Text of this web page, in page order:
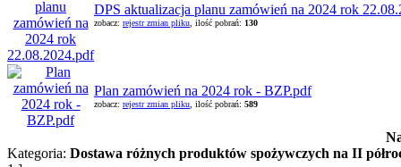
DPS aktualizacja planu zamówień na 2024 rok
zobacz: rejestr zmian pliku , ilość pobrań: 130
Plan zamówień na 2024 rok - BZP.pdf
zobacz: rejestr zmian pliku , ilość pobrań: 589
Kategoria: Dostawa różnych produktów spożywczych na II